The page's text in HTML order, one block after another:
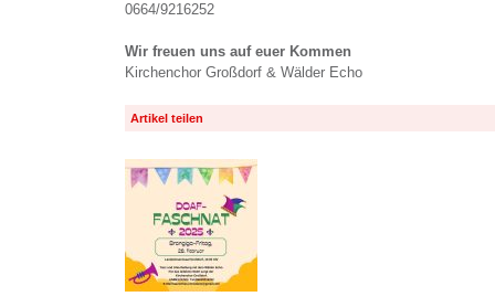
0664/9216252
Wir freuen uns auf euer Kommen
Kirchenchor Großdorf & Wälder Echo
Artikel teilen